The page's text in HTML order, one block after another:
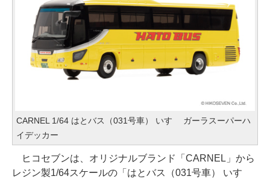
CARNEL 1/64 はとバス（031号車） いすゞ ガーラスーパーハ
イデッカー
ヒコセブンは、オリジナルブランド「CARNEL」から
レジン製1/64スケールの「はとバス（031号車） いすゞ